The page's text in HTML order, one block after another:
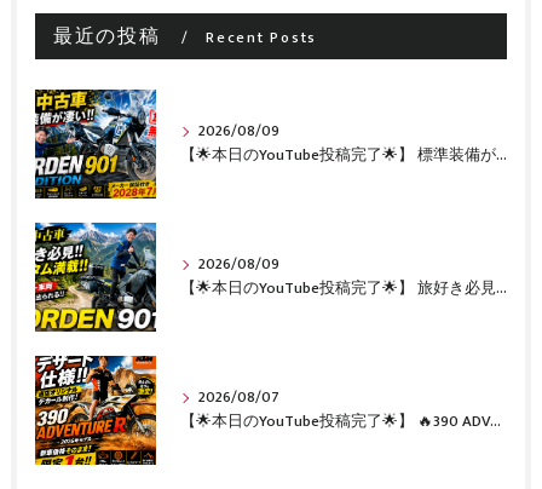
最近の投稿 Recent Posts
2026/08/09
【🌟本日のYouTube投稿完了🌟】 標準装備が凄い!!1オーナー・無転倒の極上中古車🔥 「NORDEN 901 EXPEDITION」が入荷いたしました✨ 【Husqvarna Motorcycles山形】
2026/08/09
【🌟本日のYouTube投稿完了🌟】 旅好き必見🔥!!カスタム満載の極上中古車！ 「NORDEN 901」が入荷いたしました✨【Husqvarna Motorcycles山形】
2026/08/07
【🌟本日のYouTube投稿完了🌟】 🔥390 ADVENTURE R × KTM山形 オリジナルデカール仕様誕生🔥